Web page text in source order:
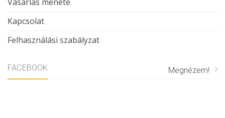
Kapcsolat
Felhasználási szabályzat
FACEBOOK Megnézem!